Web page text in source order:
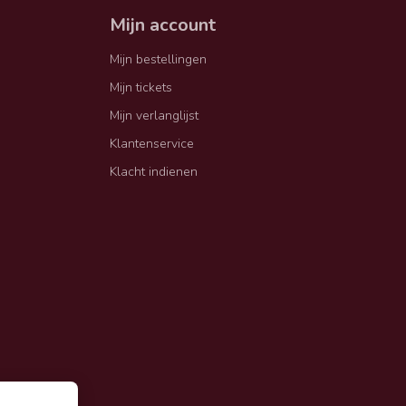
Mijn account
Mijn bestellingen
Mijn tickets
Mijn verlanglijst
Klantenservice
Klacht indienen